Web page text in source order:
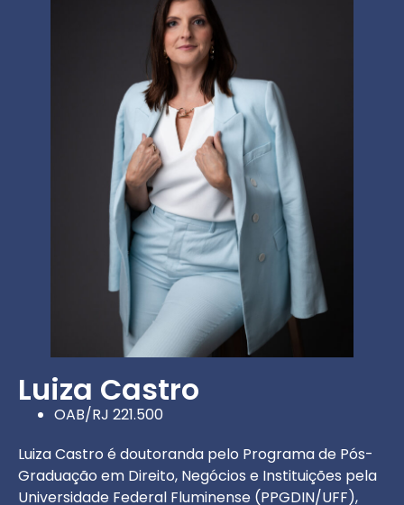
Luiza Castro
OAB/RJ 221.500
Luiza Castro é doutoranda pelo Programa de Pós-
Graduação em Direito, Negócios e Instituições pela
Universidade Federal Fluminense (PPGDIN/UFF),